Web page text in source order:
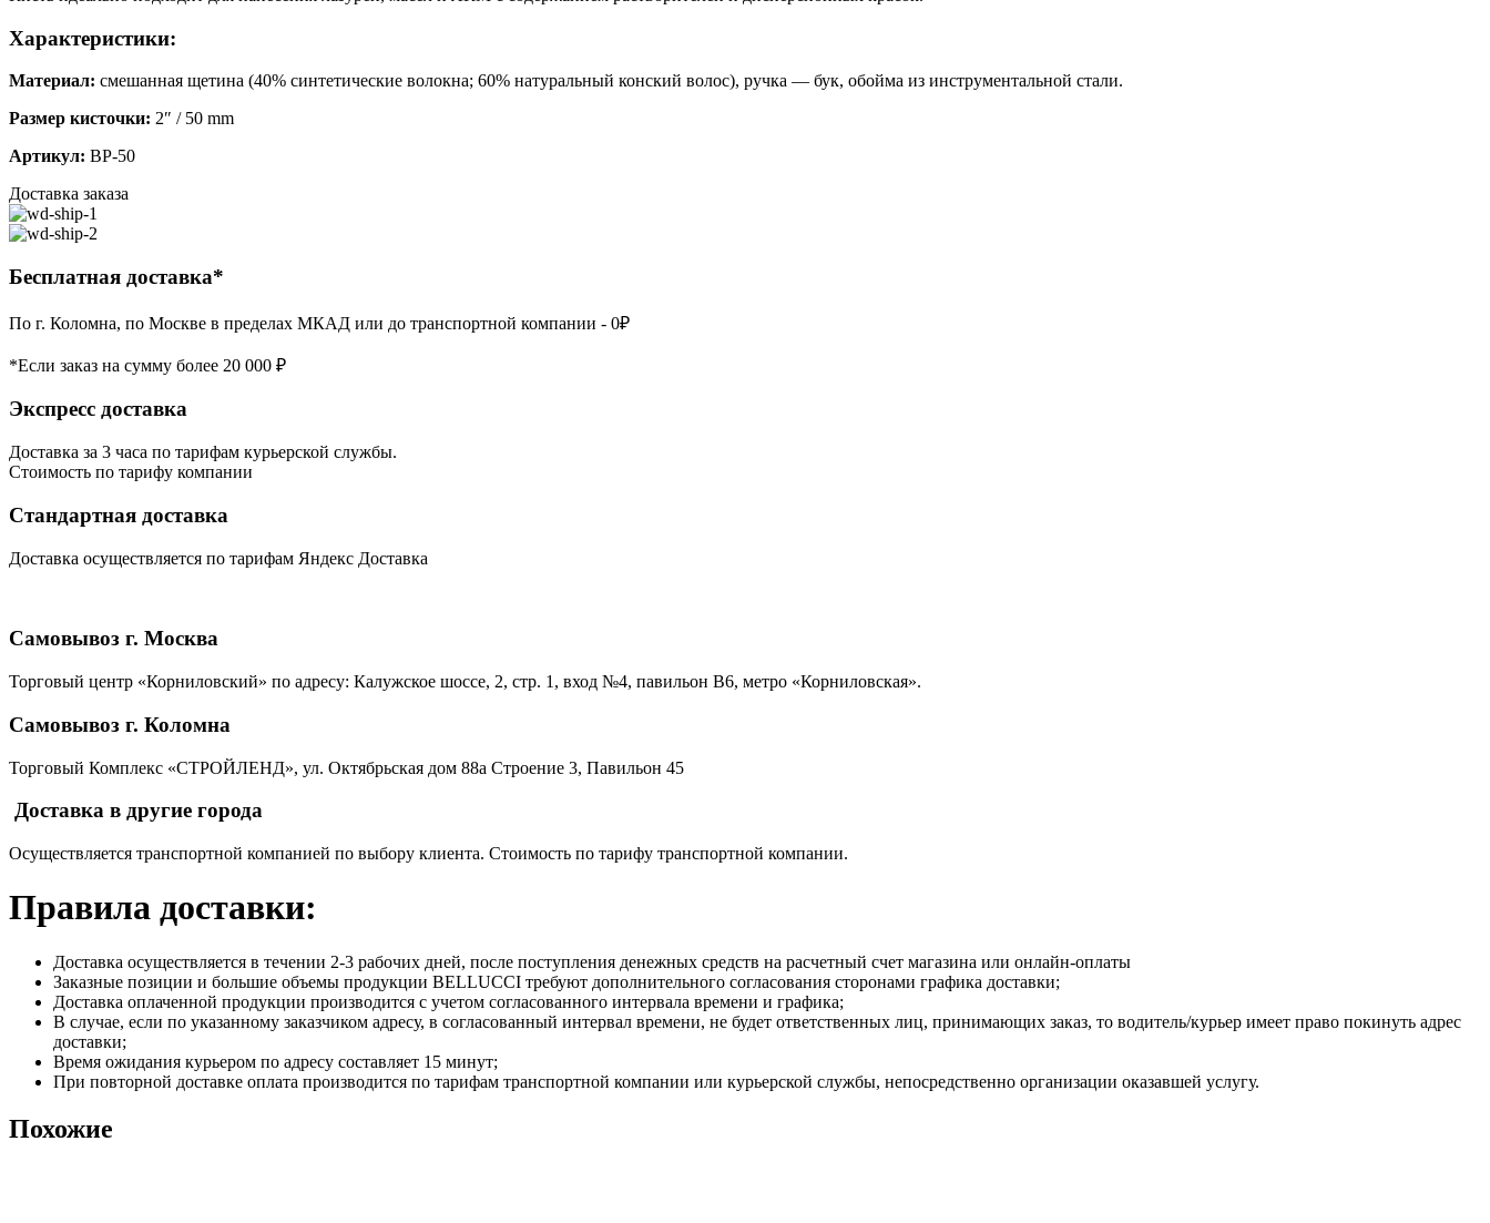
Характеристики:
Материал: смешанная щетина (40% синтетические волокна; 60% натуральный конский волос), ручка — бук, обойма из инструментальной стали.
Размер кисточки: 2″ / 50 mm
Артикул: BP-50
Доставка заказа
Бесплатная доставка*
По г. Коломна, по Москве в пределах МКАД или до транспортной компании - 0₽
*Если заказ на сумму более 20 000 ₽
Экспресс доставка
Доставка за 3 часа по тарифам курьерской службы.
Стоимость по тарифу компании
Стандартная доставка
Доставка осуществляется по тарифам Яндекс Доставка
Самовывоз г. Москва
Торговый центр «Корниловский» по адресу: Калужское шоссе, 2, стр. 1, вход №4, павильон В6, метро «Корниловская».
Самовывоз г. Коломна
Торговый Комплекс «СТРОЙЛЕНД», ул. Октябрьская дом 88а Строение 3, Павильон 45
Доставка в другие города
Осуществляется транспортной компанией по выбору клиента. Стоимость по тарифу транспортной компании.
Правила доставки:
Доставка осуществляется в течении 2-3 рабочих дней, после поступления денежных средств на расчетный счет магазина или онлайн-оплаты
Заказные позиции и большие объемы продукции BELLUCCI требуют дополнительного согласования сторонами графика доставки;
Доставка оплаченной продукции производится с учетом согласованного интервала времени и графика;
В случае, если по указанному заказчиком адресу, в согласованный интервал времени, не будет ответственных лиц, принимающих заказ, то водитель/курьер имеет право покинуть адрес
доставки;
Время ожидания курьером по адресу составляет 15 минут;
При повторной доставке оплата производится по тарифам транспортной компании или курьерской службы, непосредственно организации оказавшей услугу.
Похожие